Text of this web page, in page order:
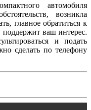
автомобиля
возникла
главное обратиться к
поддержит ваш интерес.
и подать
сделать по телефону